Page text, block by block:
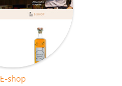
E-shop